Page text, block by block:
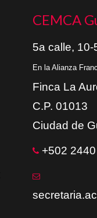
CEMCA
5a calle,
En la Alianza
Finca La
C.P. 01013
Ciudad de
+502 2440